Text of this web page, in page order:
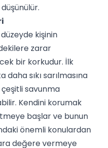
kişinin
zarar
bir korkudur. İlk
sıkı sarılmasına
savunma
Kendini korumak
başlar ve bunun
önemli konulardan
değere vermeye